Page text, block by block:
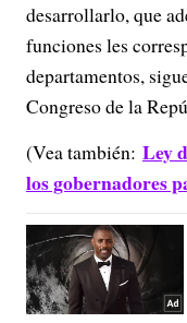
desarrollarlo, que
funciones les
departamentos,
Congreso de la
(Vea también: Ley
los gobernadores